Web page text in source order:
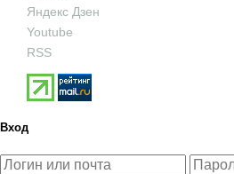
Яндекс Дзен
Youtube
RSS
Вход